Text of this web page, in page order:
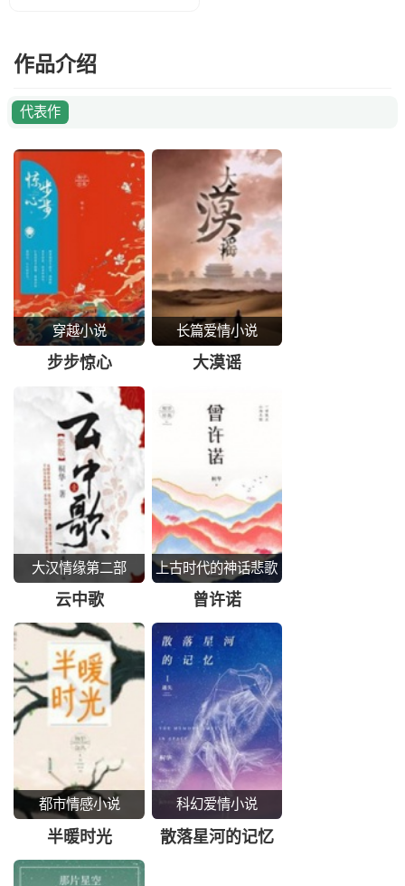
作品介绍
代表作
穿越小说
步步惊心
长篇爱情小说
大漠谣
大汉情缘第二部
云中歌
上古时代的神话悲歌
曾许诺
都市情感小说
半暖时光
科幻爱情小说
散落星河的记忆